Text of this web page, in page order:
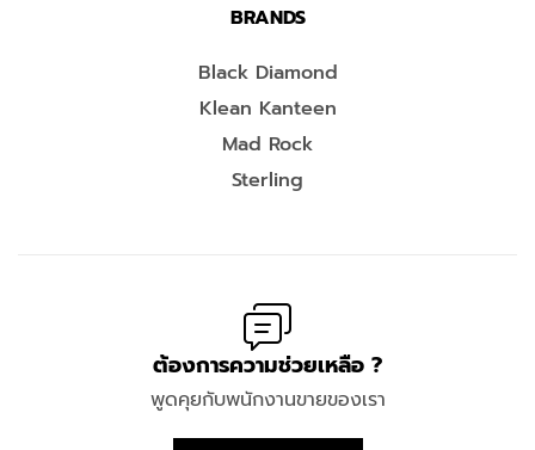
BRANDS
Black Diamond
Klean Kanteen
Mad Rock
Sterling
ต้องการความช่วยเหลือ ?
พูดคุยกับพนักงานขายของเรา